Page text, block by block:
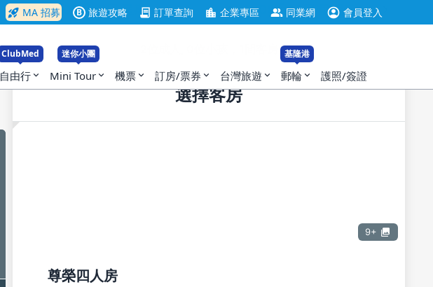
rocket_launch MA 招募 B 旅遊攻略 contract 訂單查詢 location_city 企業專區 group 同業網 account_circle 會員登入
ClubMed
自由行 expand_more
迷你小團
Mini Tour expand_more 機票 expand_more 訂房/票券 expand_more 台灣旅遊 expand_more
基隆港
郵輪 expand_more 護照/簽證
選擇客房
9+
尊榮四人房